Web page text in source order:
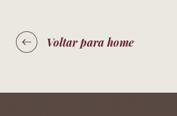
Voltar para home